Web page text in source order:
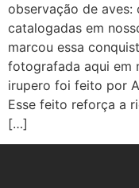
observação de aves:
catalogadas em
marcou essa
fotografada aqui em
irupero foi feito por
Esse feito reforça a
[…]